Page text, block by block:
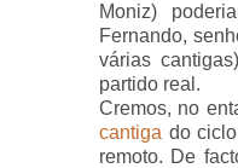
Moniz)
Fernando,
várias
partido real.
Cremos, no
cantiga do
remoto. De